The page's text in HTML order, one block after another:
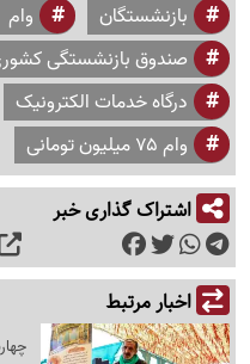
بازنشستگان وام
صندوق بازنشستگی
درگاه خدمات الکترونیک
وام ۷۵ میلیون تومانی
اشتراک گذاری خبر
اخبار مرتبط
چهارشنبه